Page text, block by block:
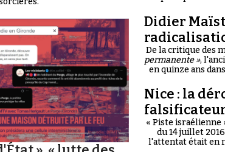
Didier
De la critique des
permanente »,
en quinze ans
Nice : la
« Piste israélienne
du 14 juillet
l'attentat était en